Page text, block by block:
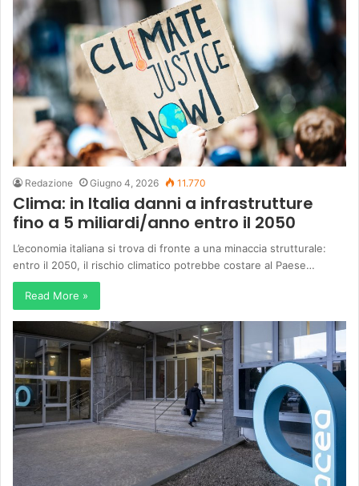
Redazione Giugno 4, 2026 11.770
Clima: in Italia danni a infrastrutture
fino a 5 miliardi/anno entro il 2050
L’economia italiana si trova di fronte a una minaccia strutturale:
entro il 2050, il rischio climatico potrebbe costare al Paese…
Read More »